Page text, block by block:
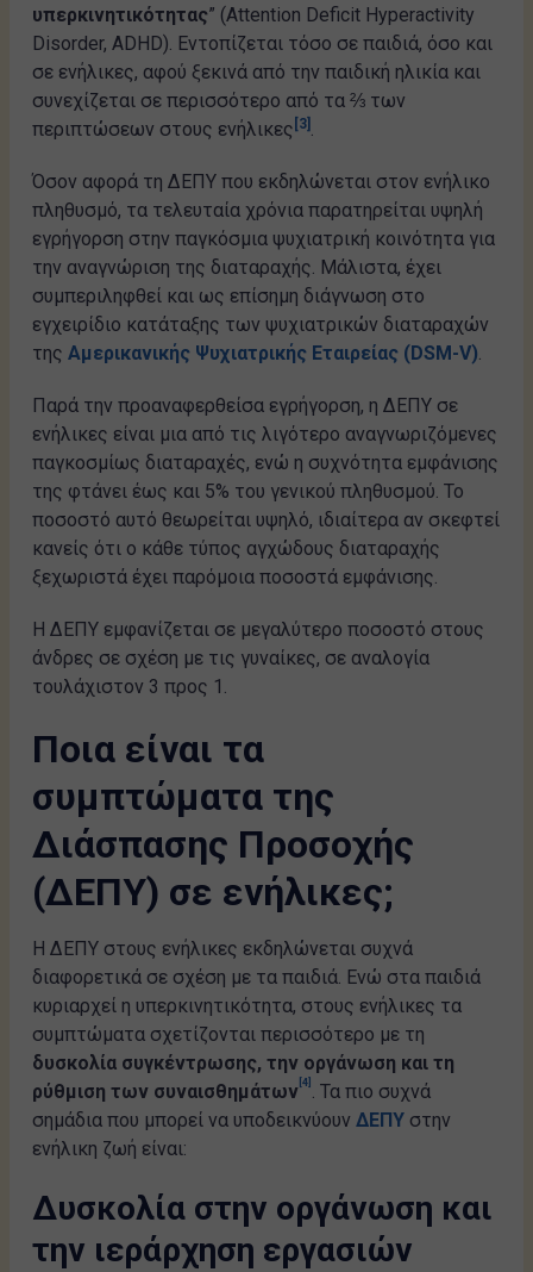
υπερκινητικότητας” (Attention Deficit Hyperactivity
Disorder, ADHD). Εντοπίζεται τόσο σε παιδιά, όσο και
σε ενήλικες, αφού ξεκινά από την παιδική ηλικία και
συνεχίζεται σε περισσότερο από τα ⅔ των
περιπτώσεων στους ενήλικες [3] .
Όσον αφορά τη ΔΕΠΥ που εκδηλώνεται στον ενήλικο
πληθυσμό, τα τελευταία χρόνια παρατηρείται υψηλή
εγρήγορση στην παγκόσμια ψυχιατρική κοινότητα για
την αναγνώριση της διαταραχής. Μάλιστα, έχει
συμπεριληφθεί και ως επίσημη διάγνωση στο
εγχειρίδιο κατάταξης των ψυχιατρικών διαταραχών
τηςΑμερικανικής Ψυχιατρικής Εταιρείας (DSM-V).
Παρά την προαναφερθείσα εγρήγορση, η ΔΕΠΥ σε
ενήλικες είναι μια από τις λιγότερο αναγνωριζόμενες
παγκοσμίως διαταραχές, ενώ η συχνότητα εμφάνισης
της φτάνει έως και 5% του γενικού πληθυσμού. Το
ποσοστό αυτό θεωρείται υψηλό, ιδιαίτερα αν σκεφτεί
κανείς ότι ο κάθε τύπος αγχώδους διαταραχής
ξεχωριστά έχει παρόμοια ποσοστά εμφάνισης.
Η ΔΕΠΥ εμφανίζεται σε μεγαλύτερο ποσοστό στους
άνδρες σε σχέση με τις γυναίκες, σε αναλογία
τουλάχιστον 3 προς 1.
Ποια είναι τα
συμπτώματα της
Διάσπασης Προσοχής
(ΔΕΠΥ) σε ενήλικες;
Η ΔΕΠΥ στους ενήλικες εκδηλώνεται συχνά
διαφορετικά σε σχέση με τα παιδιά. Ενώ στα παιδιά
κυριαρχεί η υπερκινητικότητα, στους ενήλικες τα
συμπτώματα σχετίζονται περισσότερο με τη
δυσκολία συγκέντρωσης, την οργάνωση και τη
ρύθμιση των συναισθημάτων [4] . Τα πιο συχνά
σημάδια που μπορεί να υποδεικνύουνΔΕΠΥ στην
ενήλικη ζωή είναι:
Δυσκολία στην οργάνωση και
την ιεράρχηση εργασιών